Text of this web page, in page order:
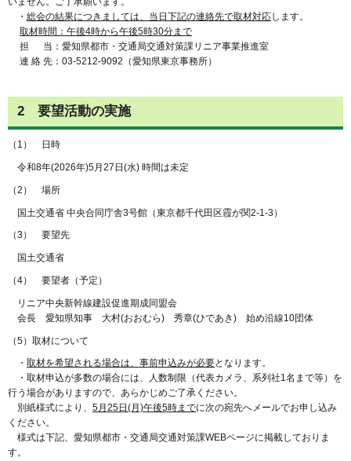
・ 総会の結果につきましては、当日下記の連絡先で取材対応します。
取材時間：午後4時から午後5時30分まで
担 当：愛知県都市・交通局交通対策課リニア事業推進室
連 絡 先：03-5212-9092（愛知県東京事務所）
2 要望活動の実施
（1） 日時
令和8年(2026年)5月27日(水) 時間は未定
（2） 場所
国土交通省 中央合同庁舎3号館（東京都千代田区霞が関2-1-3）
（3） 要望先
国土交通省
（4） 要望者（予定）
リニア中央新幹線建設促進期成同盟会
会長 愛知県知事 大村(おおむら) 秀章(ひであき) 始め沿線10団体
（5）取材について
・ 取材を希望される場合は、事前申込みが必要となります。
・取材申込が多数の場合には、人数制限（代表カメラ、系列社1名まで等）を
行う場合がありますので、あらかじめご了承ください。
別紙様式により、 5月25日(月)午後5時までに次の宛先へメールでお申し込み
ください。
様式は下記、愛知県都市・交通局交通対策課WEBページに掲載しておりま
す。